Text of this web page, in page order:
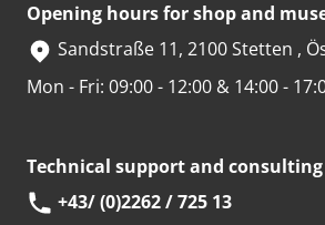
Opening hours for shop and
Sandstraße 11, 2100 Stetten ,
Mon - Fri: 09:00 - 12:00 & 14:00 -
Technical support and
+43/ (0)2262 / 725 13